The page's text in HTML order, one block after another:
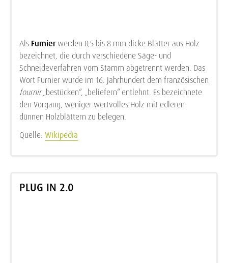
Als Furnierwerden 0,5 bis 8 mm dicke Blätter aus Holz
bezeichnet, die durch verschiedene Säge- und
Schneideverfahren vom Stamm abgetrennt werden. Das
Wort Furnier wurde im 16. Jahrhundert dem französischen
fournir„bestücken“, „beliefern“ entlehnt. Es bezeichnete
den Vorgang, weniger wertvolles Holz mit edleren
dünnen Holzblättern zu belegen.
Quelle: Wikipedia
PLUG IN 2.0